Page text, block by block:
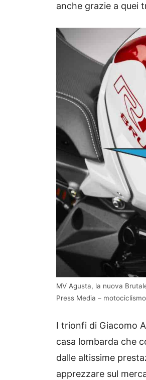
anche grazie a quei
MV Agusta, la nuova
Press Media –
I trionfi di Giacomo
casa lombarda che
dalle altissime
apprezzare sul